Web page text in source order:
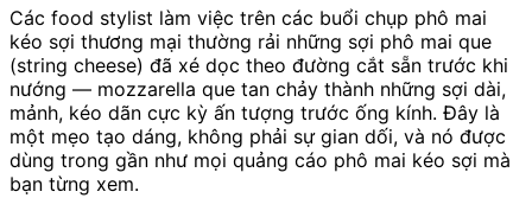
Các food stylist làm việc trên các buổi chụp phô mai
kéo sợi thương mại thường rải những sợi phô mai que
(string cheese) đã xé dọc theo đường cắt sẵn trước khi
nướng — mozzarella que tan chảy thành những sợi dài,
mảnh, kéo dãn cực kỳ ấn tượng trước ống kính. Đây là
một mẹo tạo dáng, không phải sự gian dối, và nó được
dùng trong gần như mọi quảng cáo phô mai kéo sợi mà
bạn từng xem.